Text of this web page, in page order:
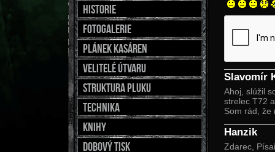
Slavomír
Ahoj, slúžil
strelec T72
Som rád, že
Hanzik
Zdarec,
Historie
fotogalerie
Plánek kasáren
Velitelé útvaru
Struktura pluku
Technika
Knihy
Dobový tisk